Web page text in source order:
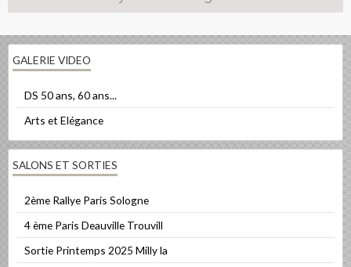
GALERIE VIDEO
DS 50 ans, 60 ans...
Arts et Elégance
SALONS ET SORTIES
2ème Rallye Paris Sologne
4 ème Paris Deauville Trouvill
Sortie Printemps 2025 Milly la